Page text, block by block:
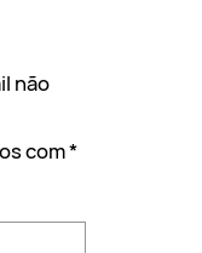
não
com*